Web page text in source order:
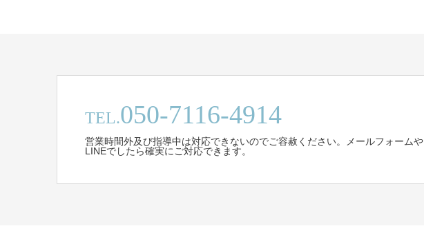
TEL.050-7116-4914
営業時間外及び指導中は対応できないのでご容赦ください。メールフォームや
LINEでしたら確実にご対応できます。